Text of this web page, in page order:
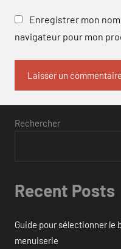
Enregistrer mon
navigateur pour mon
Rechercher
Recent Posts
Guide pour sélectionner le
menuiserie